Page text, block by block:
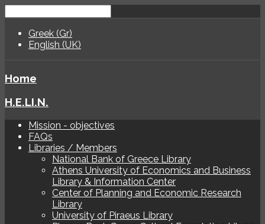
Greek (Gr)
English (UK)
Home
H.E.LI.N.
Mission - objectives
FAQs
Libraries / Members
National Bank of Greece Library
Athens University of Economics and Business
Library & Information Center
Center of Planning and Economic Research
Library
University of Piraeus Library